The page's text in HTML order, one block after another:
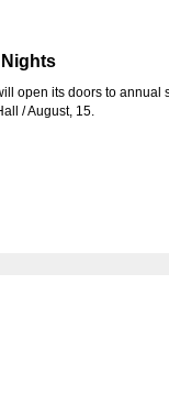
open its doors to annual
/ August, 15.